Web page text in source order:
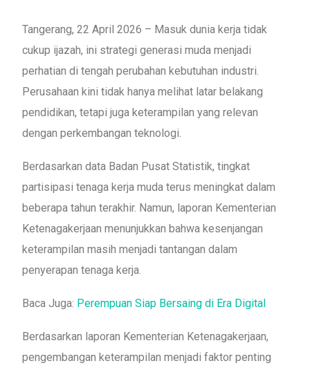
Tangerang, 22 April 2026 – Masuk dunia kerja tidak
cukup ijazah, ini strategi generasi muda menjadi
perhatian di tengah perubahan kebutuhan industri.
Perusahaan kini tidak hanya melihat latar belakang
pendidikan, tetapi juga keterampilan yang relevan
dengan perkembangan teknologi.
Berdasarkan data Badan Pusat Statistik, tingkat
partisipasi tenaga kerja muda terus meningkat dalam
beberapa tahun terakhir. Namun, laporan Kementerian
Ketenagakerjaan menunjukkan bahwa kesenjangan
keterampilan masih menjadi tantangan dalam
penyerapan tenaga kerja.
Baca Juga: Perempuan Siap Bersaing di Era Digital
Berdasarkan laporan Kementerian Ketenagakerjaan,
pengembangan keterampilan menjadi faktor penting